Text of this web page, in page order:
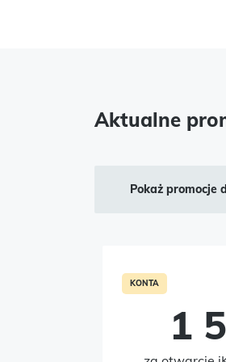
Aktualne
Pokaż promocje
KONTA
1